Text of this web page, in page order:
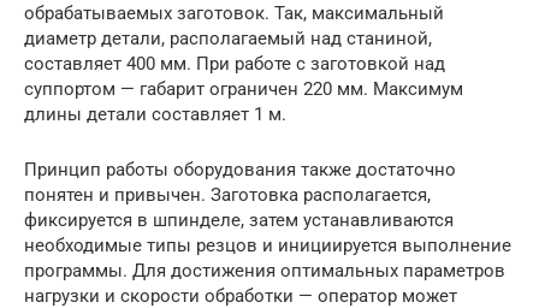
обрабатываемых заготовок. Так, максимальный
диаметр детали, располагаемый над станиной,
составляет 400 мм. При работе с заготовкой над
суппортом — габарит ограничен 220 мм. Максимум
длины детали составляет 1 м.
Принцип работы оборудования также достаточно
понятен и привычен. Заготовка располагается,
фиксируется в шпинделе, затем устанавливаются
необходимые типы резцов и инициируется выполнение
программы. Для достижения оптимальных параметров
нагрузки и скорости обработки — оператор может